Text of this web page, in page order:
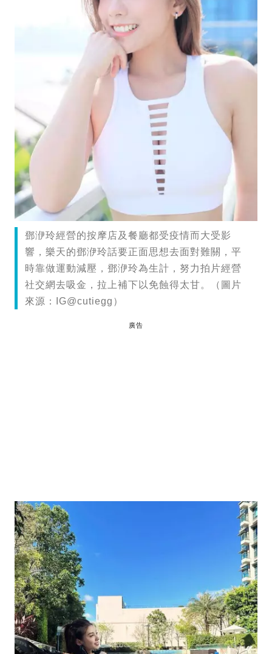
鄧洢玲經營的按摩店及餐廳都受疫情而大受影
響，樂天的鄧洢玲話要正面思想去面對難關，平
時靠做運動減壓，鄧洢玲為生計，努力拍片經營
社交網去吸金，拉上補下以免蝕得太甘。（圖片
來源：IG@cutiegg）
廣告